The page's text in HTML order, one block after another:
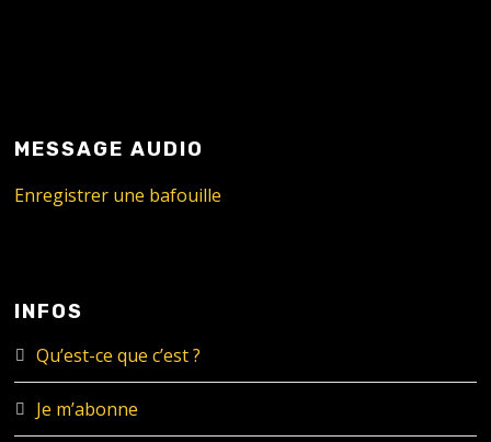
MESSAGE AUDIO
Enregistrer une bafouille
INFOS
Qu’est-ce que c’est ?
Je m’abonne